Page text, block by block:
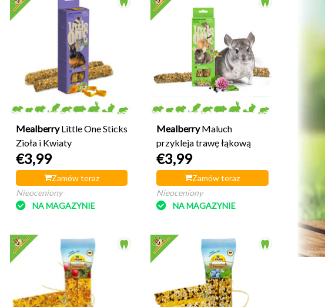
Mealberry Little One Sticks
Zioła i Kwiaty
€3,99
Zamów teraz
Nieoceniony
NA MAGAZYNIE
MealberryMaluch
przykleja trawę łąkową
€3,99
Zamów teraz
Nieoceniony
NA MAGAZYNIE